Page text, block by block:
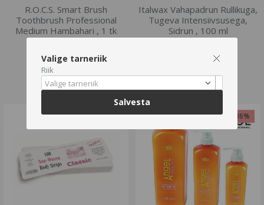
R.O.C.S. Smart Brush
Toothbrush Professional
Medium Hambahari , 1 tk
LISA OSTUKORVI
Italwax Vahapadrun Rullikuga,
Tugeva Intensiivsusega,
Sidrun , 100 ml
LISA OSTUKORVI
-3% -36%
Valige tarneriik
Riik
Valige tarneriik
Salvesta